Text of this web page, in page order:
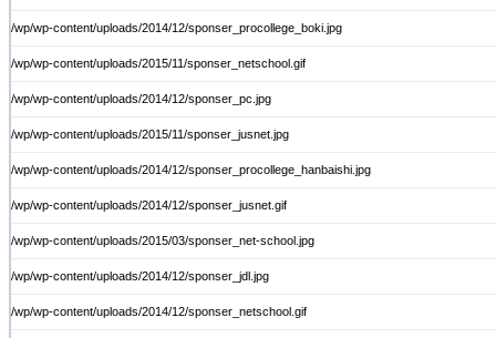
/wp/wp-content/uploads/2014/12/sponser_procollege_boki.jpg
/wp/wp-content/uploads/2015/11/sponser_netschool.gif
/wp/wp-content/uploads/2014/12/sponser_pc.jpg
/wp/wp-content/uploads/2015/11/sponser_jusnet.jpg
/wp/wp-content/uploads/2014/12/sponser_procollege_hanbaishi.jpg
/wp/wp-content/uploads/2014/12/sponser_jusnet.gif
/wp/wp-content/uploads/2015/03/sponser_net-school.jpg
/wp/wp-content/uploads/2014/12/sponser_jdl.jpg
/wp/wp-content/uploads/2014/12/sponser_netschool.gif